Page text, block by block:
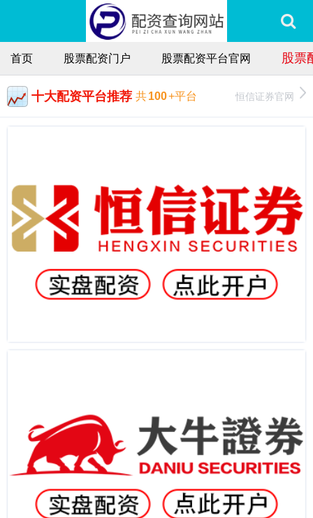
首页 股票配资门户 股票配资平台官网 股票
十大配资平台推荐 共100+平台 恒信证券官网